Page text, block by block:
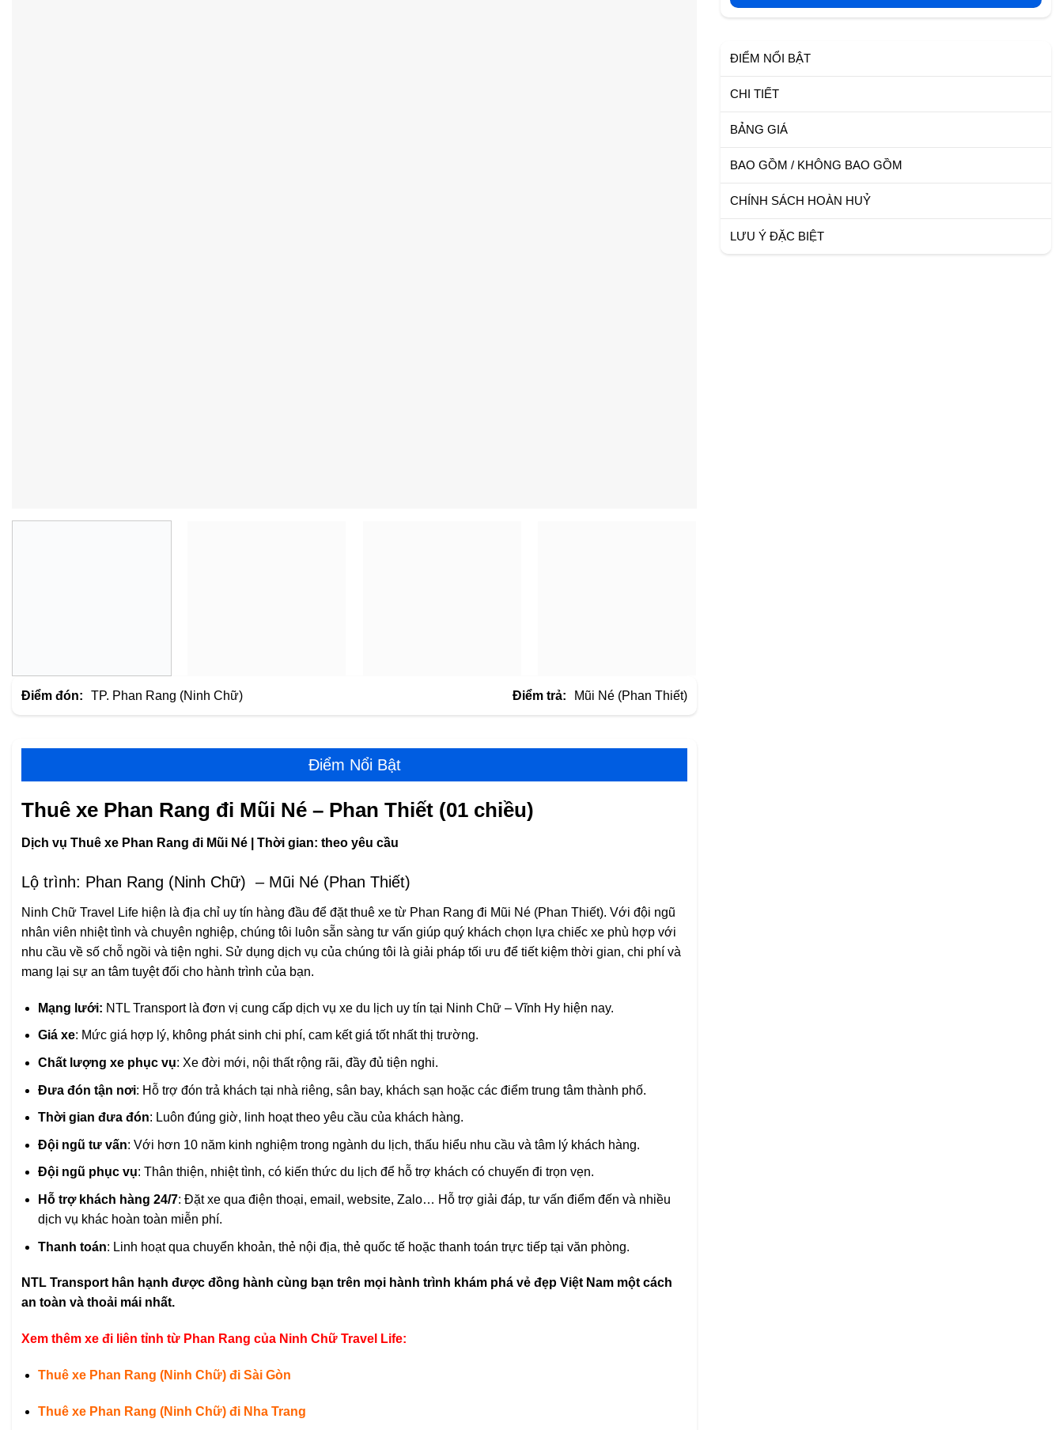
Điểm đón: TP. Phan Rang (Ninh Chữ) Điểm trả: Mũi Né (Phan Thiết)
Điểm Nổi Bật
Thuê xe Phan Rang đi Mũi Né – Phan Thiết (01 chiều)
Dịch vụ Thuê xe Phan Rang đi Mũi Né | Thời gian: theo yêu cầu
Lộ trình: Phan Rang (Ninh Chữ) – Mũi Né (Phan Thiết)
Ninh Chữ Travel Life hiện là địa chỉ uy tín hàng đầu để đặt thuê xe từ Phan Rang đi Mũi Né (Phan Thiết). Với đội ngũ
nhân viên nhiệt tình và chuyên nghiệp, chúng tôi luôn sẵn sàng tư vấn giúp quý khách chọn lựa chiếc xe phù hợp với
nhu cầu về số chỗ ngồi và tiện nghi. Sử dụng dịch vụ của chúng tôi là giải pháp tối ưu để tiết kiệm thời gian, chi phí và
mang lại sự an tâm tuyệt đối cho hành trình của bạn.
Mạng lưới: NTL Transport là đơn vị cung cấp dịch vụ xe du lịch uy tín tại Ninh Chữ – Vĩnh Hy hiện nay.
Giá xe: Mức giá hợp lý, không phát sinh chi phí, cam kết giá tốt nhất thị trường.
Chất lượng xe phục vụ: Xe đời mới, nội thất rộng rãi, đầy đủ tiện nghi.
Đưa đón tận nơi: Hỗ trợ đón trả khách tại nhà riêng, sân bay, khách sạn hoặc các điểm trung tâm thành phố.
Thời gian đưa đón: Luôn đúng giờ, linh hoạt theo yêu cầu của khách hàng.
Đội ngũ tư vấn: Với hơn 10 năm kinh nghiệm trong ngành du lịch, thấu hiểu nhu cầu và tâm lý khách hàng.
Đội ngũ phục vụ: Thân thiện, nhiệt tình, có kiến thức du lịch để hỗ trợ khách có chuyến đi trọn vẹn.
Hỗ trợ khách hàng 24/7: Đặt xe qua điện thoại, email, website, Zalo… Hỗ trợ giải đáp, tư vấn điểm đến và nhiều
dịch vụ khác hoàn toàn miễn phí.
Thanh toán: Linh hoạt qua chuyển khoản, thẻ nội địa, thẻ quốc tế hoặc thanh toán trực tiếp tại văn phòng.
NTL Transport hân hạnh được đồng hành cùng bạn trên mọi hành trình khám phá vẻ đẹp Việt Nam một cách
an toàn và thoải mái nhất.
Xem thêm xe đi liên tỉnh từ Phan Rang của Ninh Chữ Travel Life:
Thuê xe Phan Rang (Ninh Chữ) đi Sài Gòn
Thuê xe Phan Rang (Ninh Chữ) đi Nha Trang
ĐIỂM NỔI BẬT
CHI TIẾT
BẢNG GIÁ
BAO GỒM / KHÔNG BAO GỒM
CHÍNH SÁCH HOÀN HUỶ
LƯU Ý ĐẶC BIỆT